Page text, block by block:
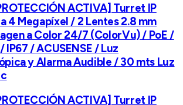
ACTIVA] Turret IP
4 Megapíxel / 2 Lentes 2.8 mm
a Color 24/7 (ColorVu) / PoE /
IP67 / ACUSENSE / Luz
y Alarma Audible / 30 mts Luz
ACTIVA] Turret IP